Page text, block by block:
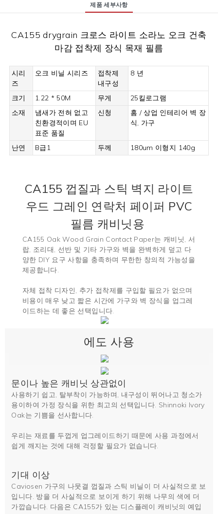
제품 세부사항
CA155 drygrain 크로스 라이트 소라노 오크 건축
마감 접착제 장식 목재 필름
시리
즈
오크 비닐 시리즈
접착제
내구성
8 년
크기 1.22 * 50M 무게
25킬로그램
소재
냄새가 전혀 없고
친환경적이며 EU
표준 품질
신청
홈 / 상업 인테리어 벽 장
식, 가구
난연 B급1 두께 180um 이형지 140g
CA155 껍질과 스틱 벽지 라이트
우드 그레인 연락처 페이퍼 PVC
필름 캐비닛용
CA155 Oak Wood Grain Contact Paper는 캐비닛, 서
랍, 조리대, 선반 및 기타 가구와 벽을 완벽하게 덮고 다
양한 DIY 요구 사항을 충족하며 무한한 창의적 가능성을
제공합니다.
자체 접착 디자인, 추가 접착제를 구입할 필요가 없으며
비용이 매우 낮고 짧은 시간에 가구와 벽 장식을 업그레
이드하는 데 좋은 선택입니다.
에도 사용
문이나 높은 캐비닛 상관없이
사용하기 쉽고, 탈부착이 가능하며, 내구성이 뛰어나고 청소가
용이하여 가정 장식을 위한 최고의 선택입니다. Shinnoki Ivory
Oak는 기쁨을 선사합니다.
우리는 재료를 두껍게 업그레이드하기 때문에 사용 과정에서
쉽게 깨지는 것에 대해 걱정할 필요가 없습니다.
기대 이상
Caviosen 가구의 나뭇결 껍질과 스틱 비닐이 더 사실적으로 보
입니다. 방을 더 사실적으로 보이게 하기 위해 나무의 색에 더
가깝습니다. 다음은 CA155가 있는 디스플레이 캐비닛의 예입